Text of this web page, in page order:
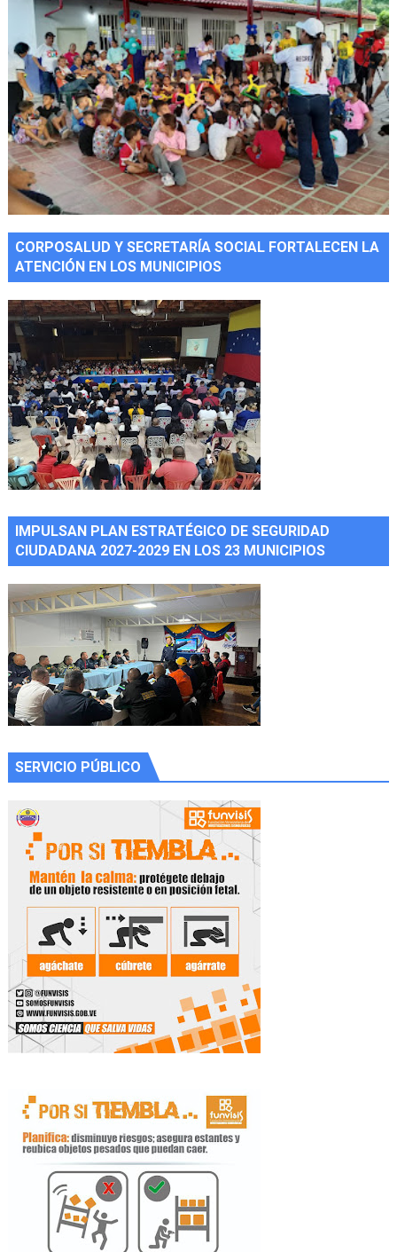
CORPOSALUD Y SECRETARÍA SOCIAL FORTALECEN LA
ATENCIÓN EN LOS MUNICIPIOS
IMPULSAN PLAN ESTRATÉGICO DE SEGURIDAD
CIUDADANA 2027-2029 EN LOS 23 MUNICIPIOS
SERVICIO PÚBLICO